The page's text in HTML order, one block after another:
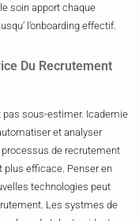
soin apport chaque
l’onboarding effectif.
Du Recrutement
pas sous-estimer. Icademie
et analyser
de recrutement
efficace. Penser en
technologies peut
Les systmes de